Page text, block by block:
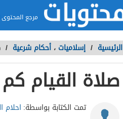
مرجع
الرئيسية / إسلاميات ، أحكام شرعية /
صلاة القيام
تمت الكتابة بواسطة: احلام